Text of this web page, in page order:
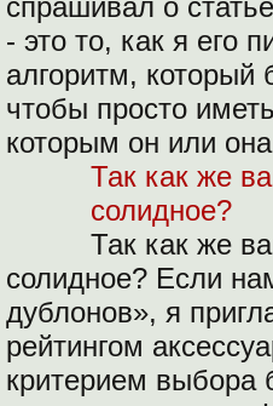
спрашивал о
- это то, как я его
алгоритм, который
чтобы просто
которым он или она
Так как же
солидное?
Так как же
солидное? Если
дублонов», я
рейтингом
критерием выбора